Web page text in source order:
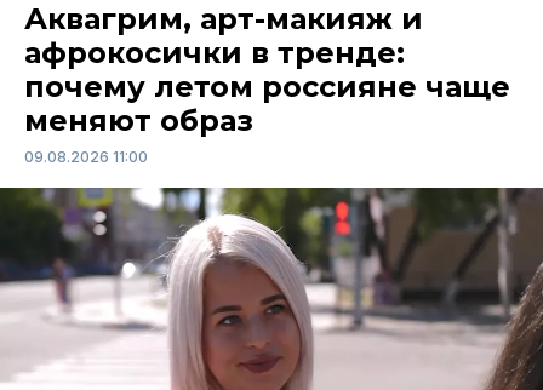
Аквагрим, арт-макияж и
афрокосички в тренде:
почему летом россияне чаще
меняют образ
09.08.2026 11:00